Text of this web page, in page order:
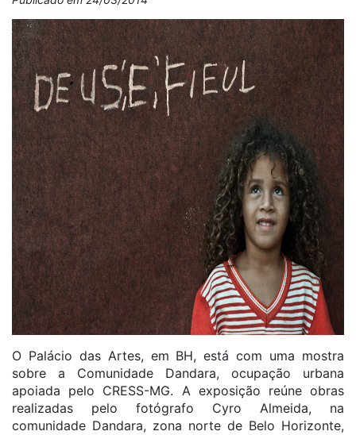
O Palácio das Artes, em BH, está com uma mostra
sobre a Comunidade Dandara, ocupação urbana
apoiada pelo CRESS-MG. A exposição reúne obras
realizadas pelo fotógrafo Cyro Almeida, na
comunidade Dandara, zona norte de Belo Horizonte,